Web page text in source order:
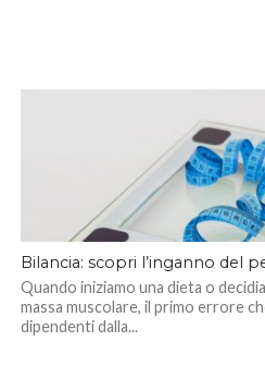
Bilancia: scopri l’inganno del
Quando iniziamo una dieta o
massa muscolare, il primo errore
dipendenti dalla...